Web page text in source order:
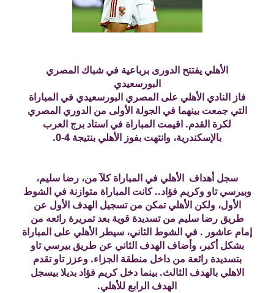
الأهلي يفتتح الدورى برباعية في شباك المصري
البورسعيدي
فاز النادي الأهلي على المصري البورسعيدي في المباراة
التي جمعت بينهما في الجولة الأولى من الدوري المصري
لكرة القدم. اقيمت المباراة في استاد برج العرب
بالإسكندرية، وانتهت بفوز الأهلي بنتيجة 4-0.
سجل أهداف الأهلي في المباراة كلآ من، رضا سليم،
وبيرسي تاو وكريم فؤاد.. كانت المباراة متوازنة في الشوط
الأول، ولكن الأهلي تمكن من تسجيل الهدف الأول عن
طريق رضا سليم من تسديدة قوية بعد تمريرة رائعه من
إمام عاشور . في الشوط الثاني، سيطر الأهلي على المباراة
بشكل أكبر، وأضاف الهدف الثاني عن طريق بيرسي تاو
بتسديدة رائعة من داخل منطقة الجزاء. وعزز تاو تقدم
الاهلي بالهدف الثالث. بينما دخل كريم فؤاد بديلا بيسجل
الهدف الرابع للأهلي.